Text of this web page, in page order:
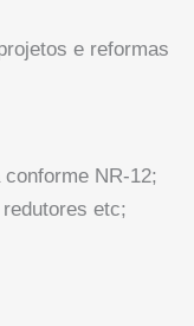
e reformas
NR-12;
etc;